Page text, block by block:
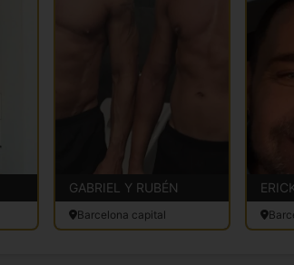
GABRIEL Y RUBÉN
Barcelona capital